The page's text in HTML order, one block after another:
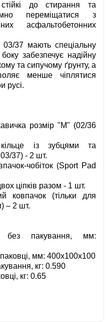
до стирання та
переміщатися з
асфальтобетонних
03/37 мають спеціальну
забезпечує надійну
та сипучому ґрунту, а
менше чіплятися
русі.
розмір "M" (02/36
із зубцями та
37) - 2 шт.
чобіток (Sport Pad
ціпків разом - 1 шт.
ковпачок (тільки для
– 2 шт.
без пакування, мм:
мм: 400х100х100
кг: 0.590
кг: 0.65